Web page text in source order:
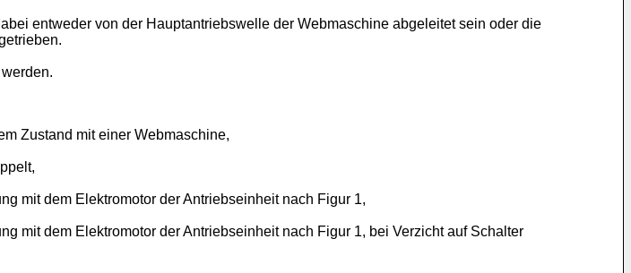
entweder von der Hauptantriebswelle der Webmaschine abgeleitet sein oder die
Zustand mit einer Webmaschine,
mit dem Elektromotor der Antriebseinheit nach Figur 1,
mit dem Elektromotor der Antriebseinheit nach Figur 1, bei Verzicht auf Schalter